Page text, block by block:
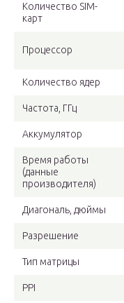
Количество SIM-
карт
Процессор
Количество ядер
Частота, ГГц
Аккумулятор
Время работы
(данные
производителя)
Диагональ, дюймы
Разрешение
Тип матрицы
PPI